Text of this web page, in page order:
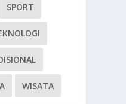
SPORT
WISATA